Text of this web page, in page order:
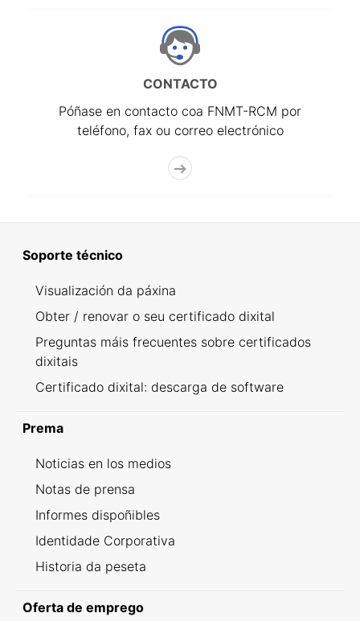
CONTACTO
Póñase en contacto coa FNMT-RCM por
teléfono, fax ou correo electrónico
Soporte técnico
Visualización da páxina
Obter / renovar o seu certificado dixital
Preguntas máis frecuentes sobre certificados
dixitais
Certificado dixital: descarga de software
Prema
Noticias en los medios
Notas de prensa
Informes dispoñibles
Identidade Corporativa
Historia da peseta
Oferta de emprego